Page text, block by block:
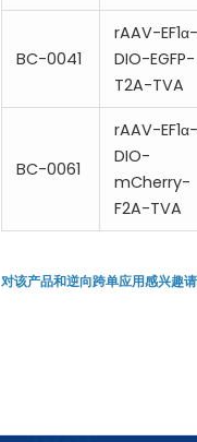
BC-0041
rAAV-EF1α-
DIO-EGFP-
T2A-TVA
BC-0061
rAAV-EF1α-
DIO-
mCherry-
F2A-TVA
对该产品和逆向跨单应用感兴